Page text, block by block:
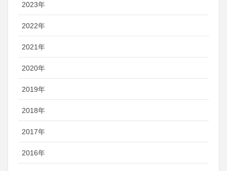
2023年
2022年
2021年
2020年
2019年
2018年
2017年
2016年